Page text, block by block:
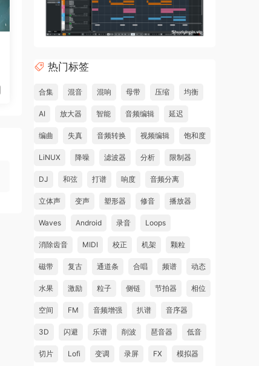
热门标签
合集 混音 混响 母带 压缩 均衡
AI 放大器 智能 音频编辑 延迟
编曲 失真 音频转换 视频编辑 饱和度
LiNUX 降噪 滤波器 分析 限制器
DJ 和弦 打谱 响度 音频分离
立体声 变声 塑形器 修音 播放器
Waves Android 录音 Loops
消除齿音 MIDI 校正 机架 颗粒
磁带 复古 通道条 合唱 频谱 动态
水果 激励 粒子 侧链 节拍器 相位
空间 FM 音频增强 扒谱 音序器
3D 闪避 乐谱 削波 琶音器 低音
切片 Lofi 变调 录屏 FX 模拟器